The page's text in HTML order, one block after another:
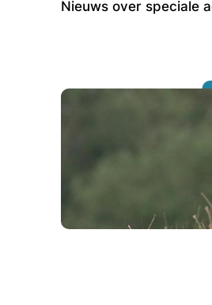
Nieuws over speciale